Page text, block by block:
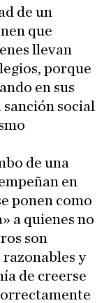
de un
que
llevan
porque
en sus
social
de una
en
ponen como
a quienes no
son
y
de creerse